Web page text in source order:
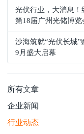
光伏行业，大消息
第18届广州光储博
沙海筑就“光伏长城
9月盛大启幕
所有文章
企业新闻
行业动态